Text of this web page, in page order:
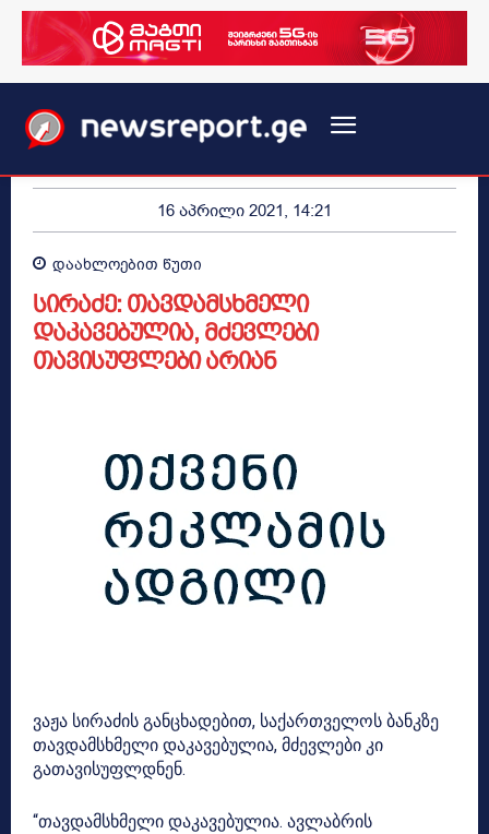
16 აპრილი 2021, 14:21
დაახლოებით წუთი
სირაძე: თავდამსხმელი
დაკავებულია, მძევლები
თავისუფლები არიან
ვაჟა სირაძის განცხადებით, საქართველოს ბანკზე
თავდამსხმელი დაკავებულია, მძევლები კი
გათავისუფლდნენ.
“თავდამსხმელი დაკავებულია. ავლაბრის